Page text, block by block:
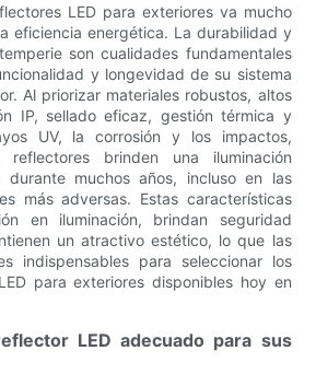
LED para exteriores va mucho
eficiencia energética. La durabilidad y
son cualidades fundamentales
y longevidad de su sistema
Al priorizar materiales robustos, altos
IP, sellado eficaz, gestión térmica y
UV, la corrosión y los impactos,
brinden una iluminación
muchos años, incluso en las
más adversas. Estas características
en iluminación, brindan seguridad
un atractivo estético, lo que las
indispensables para seleccionar los
para exteriores disponibles hoy en
LED adecuado para sus